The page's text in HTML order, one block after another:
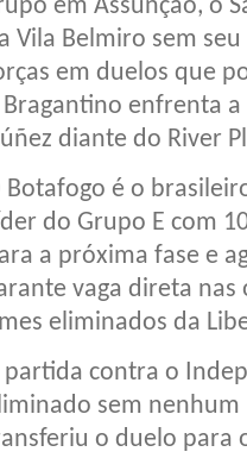
em Assunção, o
Vila Belmiro sem
em duelos que
enfrenta
diante do River
Botafogo é o
do Grupo E com
a próxima fase e
vaga direta
eliminados da
partida contra o
sem nenhum
o duelo para